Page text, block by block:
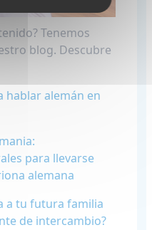
Tenemos
blog. Descubre
hablar alemán en
para llevarse
alemana
a tu futura familia
de intercambio?